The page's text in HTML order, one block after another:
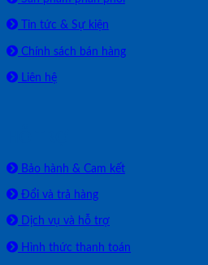
Tin tức & Sự kiện
Chính sách bán hàng
Liên hệ
Bảo hành & Cam kết
Đổi và trả hàng
Dịch vụ và hỗ trợ
Hình thức thanh toán